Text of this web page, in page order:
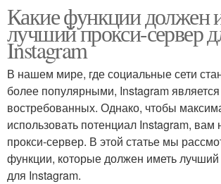
Какие функции должен
лучший прокси-сервер
Instagram
В нашем мире, где социальные сети
более популярными, Instagram
востребованных. Однако, чтобы
использовать потенциал Instagram,
прокси-сервер. В этой статье мы
функции, которые должен иметь
для Instagram.